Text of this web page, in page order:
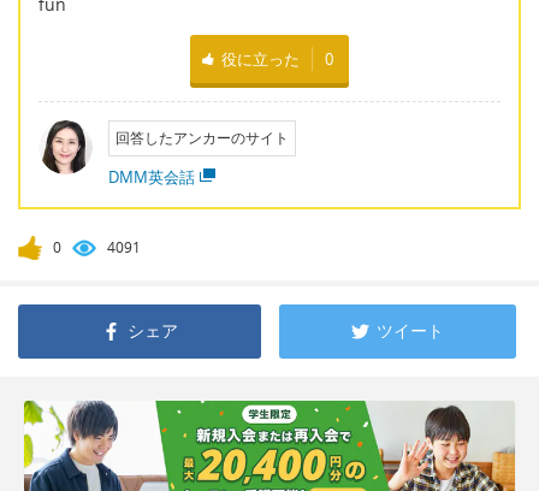
役に立った 0
回答したアンカーのサイト
DMM英会話
0 4091
シェア ツイート